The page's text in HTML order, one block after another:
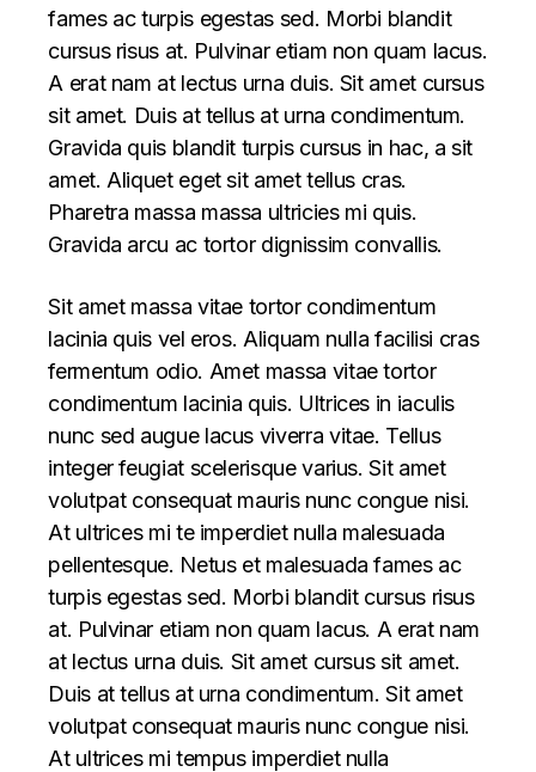
fames ac turpis egestas sed. Morbi blandit
cursus risus at. Pulvinar etiam non quam lacus.
A erat nam at lectus urna duis. Sit amet cursus
sit amet. Duis at tellus at urna condimentum.
Gravida quis blandit turpis cursus in hac, a sit
amet. Aliquet eget sit amet tellus cras.
Pharetra massa massa ultricies mi quis.
Gravida arcu ac tortor dignissim convallis.
Sit amet massa vitae tortor condimentum
lacinia quis vel eros. Aliquam nulla facilisi cras
fermentum odio. Amet massa vitae tortor
condimentum lacinia quis. Ultrices in iaculis
nunc sed augue lacus viverra vitae. Tellus
integer feugiat scelerisque varius. Sit amet
volutpat consequat mauris nunc congue nisi.
At ultrices mi te imperdiet nulla malesuada
pellentesque. Netus et malesuada fames ac
turpis egestas sed. Morbi blandit cursus risus
at. Pulvinar etiam non quam lacus. A erat nam
at lectus urna duis. Sit amet cursus sit amet.
Duis at tellus at urna condimentum. Sit amet
volutpat consequat mauris nunc congue nisi.
At ultrices mi tempus imperdiet nulla